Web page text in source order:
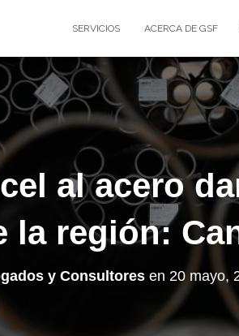
SERVICIOS ACERCA DE GSF
al acero
la región:
y Consultores en 20 mayo,